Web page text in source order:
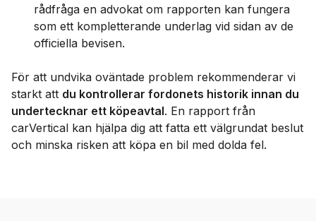
rådfråga en advokat om rapporten kan fungera
som ett kompletterande underlag vid sidan av de
officiella bevisen.
För att undvika oväntade problem rekommenderar vi
starkt att du kontrollerar fordonets historik innan du
undertecknar ett köpeavtal. En rapport från
carVertical kan hjälpa dig att fatta ett välgrundat beslut
och minska risken att köpa en bil med dolda fel.